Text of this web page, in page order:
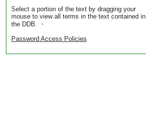
Select a portion of the text by dragging your
mouse to view all terms in the text contained in
the DDB. ・
Password Access Policies